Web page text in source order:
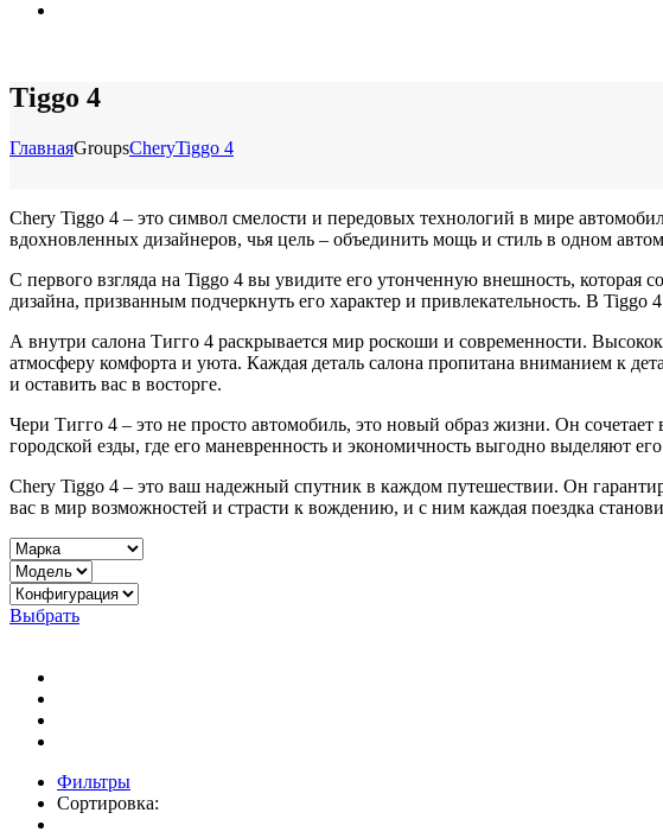
Tiggo 4
ГлавнаяGroupsCheryTiggo 4
Chery Tiggo 4 – это символ смелости и передовых технологий в мире
вдохновленных дизайнеров, чья цель – объединить мощь и стиль в одном
С первого взгляда на Tiggo 4 вы увидите его утонченную внешность, которая
дизайна, призванным подчеркнуть его характер и привлекательность. В
А внутри салона Тигго 4 раскрывается мир роскоши и современности.
атмосферу комфорта и уюта. Каждая деталь салона пропитана вниманием к
и оставить вас в восторге.
Чери Тигго 4 – это не просто автомобиль, это новый образ жизни. Он
городской езды, где его маневренность и экономичность выгодно выделяют
Chery Tiggo 4 – это ваш надежный спутник в каждом путешествии. Он
вас в мир возможностей и страсти к вождению, и с ним каждая поездка
Выбрать
Фильтры
Сортировка: